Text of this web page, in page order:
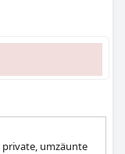
umzäunte